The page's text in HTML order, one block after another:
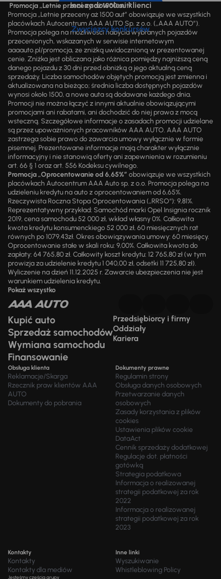
Inni zadowoleni klienci
Zwycięzcy konkursów
Promocja „Letnie przeceny aż 1500 aut”
Promocja „Letnie przeceny aż 1500 aut” obowiązuje we wszystkich
placówkach Autocentrum AAA AUTO Sp. z o.o. („AAA AUTO”).
Promocja polega na możliwości nabycia wybranych pojazdów
przecenionych, wskazanych w serwisie internetowym
aaaauto.pl/promocja, ze zniżką uwidocznioną w prezentowanej
cenie. Zniżka jest obliczana jako różnica pomiędzy najniższą ceną
danego pojazdu z 30 dni przed obniżką a jego aktualną ceną
sprzedaży. Liczba samochodów objętych promocją jest zmienna i
aktualizowana na bieżąco; średnia liczba dostępnych pojazdów
wynosi około 1500, a nowe auta są dodawane każdego dnia.
Promocji nie można łączyć z innymi aktualnie obowiązującymi
promocjami ani rabatami, ani dochodzić do niej prawa z mocą
wsteczną. Szczegółowe informacje o zasadach promocji udzielane
są przez upoważnionych pracowników AAA AUTO. AAA AUTO
zastrzega sobie prawo do zawarcia umowy wyłącznie w formie
pisemnej. Prezentowane informacje mają charakter wyłącznie
informacyjny i nie stanowią oferty ani zapewnienia w rozumieniu
art. 66 § 1 oraz art. 556 Kodeksu cywilnego.
Promocja „Oprocentowanie od 6,65%” obowiązuje we wszystkich
placówkach Autocentrum AAA Auto sp. z o.o. Promocja polega na
udzieleniu kredytu na auto z oprocentowaniem od 6,65%.
Rzeczywista Roczna Stopa Oprocentowania („RRSO“): 9,81%.
Reprezentatywny przykład: Samochód marki Opel Insignia rocznik
2019, cena samochodu 52 000 zł, wkład własny 0%. Całkowita
kwota kredytu konsumenckiego 52 000 zł, 60 miesięcznych rat
równych po 1079,43zł. Okres obowiązywania umowy: 60 miesięcy.
Oprocentowanie stałe w skali roku: 9,00%. Całkowita kwota do
zapłaty: 64 765,80 zł. Całkowity koszt kredytu: 12 765,80 zł (w tym
prowizja za udzielenie kredytu 1 040,00 zł, odsetki 11 725,80 zł).
Wyliczenie na dzień 11.12.2025 r. Zawarcie ubezpieczenia nie jest
warunkiem udzielenia kredytu.
Pokaż wszystko
Kupić auto
Sprzedaż samochodów
Wymiana samochodu
Finansowanie
Przedsiębiorcy i firmy
Oddziały
Kariera
Obsługa klienta
Reklamacje/Skarga
Rzecznik praw klientów AAA
AUTO
Dokumenty do pobrania
Dokumenty prawne
Regulamin strony
Obsługa danych osobowych
Przetwarzanie danych
osobowych
Zasady korzystania z plików
cookies
Ustawienia plików cookie
DataAct
Cennik sprzedaży dodatkowej
Regulacje dot. płatności
gotówką
Strategia podatkowa
Informacja o realizowanej
strategii podatkowej za rok
2022
Informacja o realizowanej
strategii podatkowej za rok
2023
Kontakty
Kontakty
Kontakty dla mediów
Inne linki
Wyszukiwanie
Whistleblowing Policy
Jesteśmy częścią grupy